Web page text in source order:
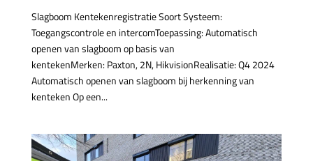
Slagboom Kentekenregistratie Soort Systeem:
Toegangscontrole en intercomToepassing: Automatisch
openen van slagboom op basis van
kentekenMerken: Paxton, 2N, HikvisionRealisatie: Q4 2024
Automatisch openen van slagboom bij herkenning van
kenteken Op een...